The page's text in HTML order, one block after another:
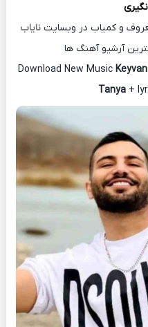
و کمیاب در وبسایت نایاب
آرشیو آهنگ ها
Download New Music
Tanya+